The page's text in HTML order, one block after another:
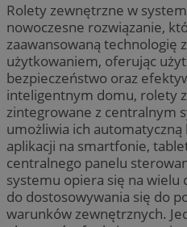
Rolety zewnętrzne w
nowoczesne rozwiązanie,
zaawansowaną technologię
użytkowaniem, oferując
bezpieczeństwo oraz
inteligentnym domu, rolety
zintegrowane z centralnym
umożliwia ich
aplikacji na smartfonie,
centralnego panelu
systemu opiera się na wielu
do dostosowywania się do
warunków zewnętrznych.